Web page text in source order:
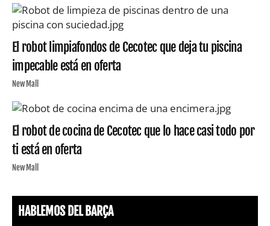
El robot limpiafondos de Cecotec que deja tu piscina
impecable está en oferta
New Mall
El robot de cocina de Cecotec que lo hace casi todo por
ti está en oferta
New Mall
HABLEMOS DEL BARÇA